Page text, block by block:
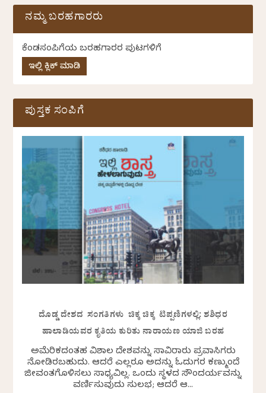
ನಮ್ಮ ಬರಹಗಾರರು
ಕೆಂಡಸಂಪಿಗೆಯ ಬರಹಗಾರರ ಪುಟಗಳಿಗೆ
ಇಲ್ಲಿ ಕ್ಲಿಕ್ ಮಾಡಿ
ಪುಸ್ತಕ ಸಂಪಿಗೆ
ದೊಡ್ಡ ದೇಶದ ಸಂಗತಿಗಳು ಚಿಕ್ಕ ಚಿಕ್ಕ ಟಿಪ್ಪಣಿಗಳಲ್ಲಿ: ಶಶಿಧರ
ಹಾಲಾಡಿಯವರ ಕೃತಿಯ ಕುರಿತು ನಾರಾಯಣ ಯಾಜಿ ಬರಹ
ಅಮೆರಿಕದಂತಹ ವಿಶಾಲ ದೇಶವನ್ನು ಸಾವಿರಾರು ಪ್ರವಾಸಿಗರು
ನೋಡಿರಬಹುದು. ಆದರೆ ಎಲ್ಲರೂ ಅದನ್ನು ಓದುಗರ ಕಣ್ಮುಂದೆ
ಜೀವಂತಗೊಳಿಸಲು ಸಾಧ್ಯವಿಲ್ಲ. ಒಂದು ಸ್ಥಳದ ಸೌಂದರ್ಯವನ್ನು
ವರ್ಣಿಸುವುದು ಸುಲಭ; ಆದರೆ ಆ...